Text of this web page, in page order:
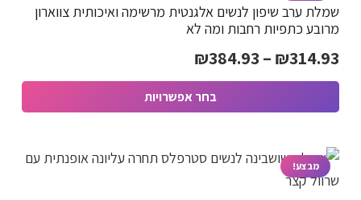
מספר
סוגים.
ניתן
לבחור
בעמוד
המוצר
שמלת ערב שיפון לנשים אלגנטית מרשימה ואיכותית צווארון
מרובע כתפיות רחבות ומה לא
₪314.93
–
₪384.93
מחירים:
בחר אפשרויות
זה
יש
מספר
מבצע!